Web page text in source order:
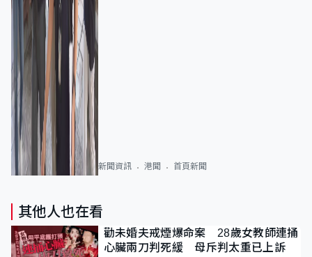
新聞資訊 港聞 首頁新聞
其他人也在看
勸未婚夫戒煙爆命案 28歲女教師連捅
心臟兩刀判死緩 母斥判太重已上訴